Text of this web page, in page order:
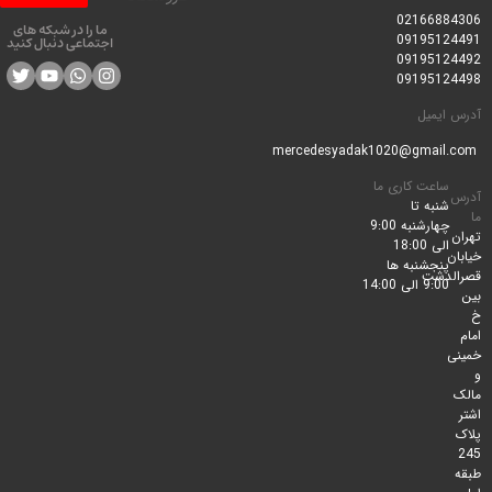
ساعت کاری ما
شنبه تا
چهارشنبه 9:00
الی 18:00
پنجشنبه ها
9:00 الی 14:00
ما را در شبکه های
اجتماعی دنبال کنید